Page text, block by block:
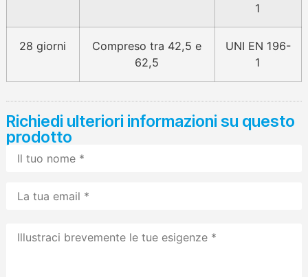
1
28 giorni
Compreso tra 42,5 e
62,5
UNI EN 196-
1
Richiedi ulteriori informazioni su questo
prodotto